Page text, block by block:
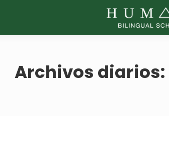
Archivos diarios: